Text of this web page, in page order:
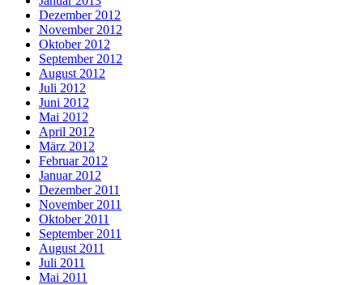
Dezember 2012
November 2012
Oktober 2012
September 2012
August 2012
Juli 2012
Juni 2012
Mai 2012
April 2012
März 2012
Februar 2012
Januar 2012
Dezember 2011
November 2011
Oktober 2011
September 2011
August 2011
Juli 2011
Mai 2011